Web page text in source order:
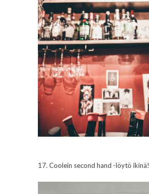
17. Coolein second hand -löytö ikinä!